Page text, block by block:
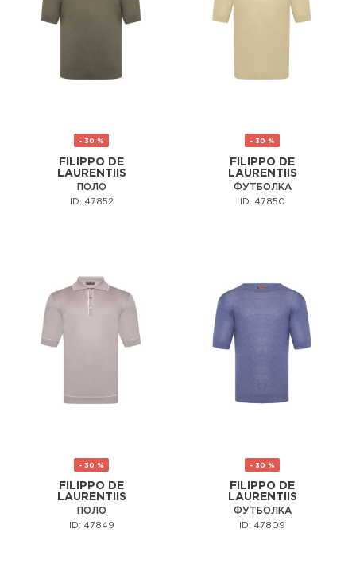
- 30 %
FILIPPO DE
LAURENTIIS
ПОЛО
ID: 47852
- 30 %
FILIPPO DE
LAURENTIIS
ФУТБОЛКА
ID: 47850
- 30 %
FILIPPO DE
LAURENTIIS
ПОЛО
ID: 47849
- 30 %
FILIPPO DE
LAURENTIIS
ФУТБОЛКА
ID: 47809